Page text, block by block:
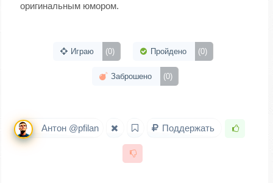
оригинальным юмором.
Играю (0) Пройдено (0)
Заброшено (0)
Антон @pfilan Поддержать